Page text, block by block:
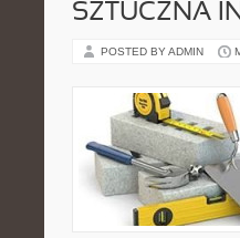
SZTUCZNA
POSTED BY ADMIN